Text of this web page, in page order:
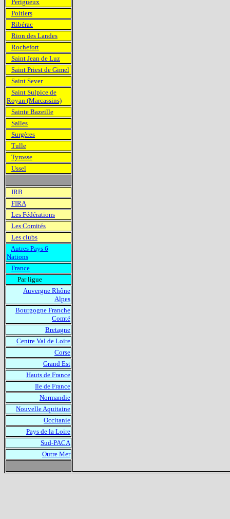
Perigueux
Poitiers
Ribérac
Rion des Landes
Rochefort
Saint Jean de Luz
Saint Priest de Gimel
Saint Sever
Saint Sulpice de
Royan (Marcassins)
Sainte Bazeille
Salles
Surgères
Tulle
Tyrosse
Ussel
IRB
FIRA
Les Fédérations
Les Comités
Les clubs
Autres Pays 6
Nations
France
Par ligue
Auvergne Rhône
Alpes
Bourgogne Franche
Comté
Bretagne
Centre Val de Loire
Corse
Grand Est
Hauts de France
Ile de France
Normandie
Nouvelle Aquitaine
Occitanie
Pays de la Loire
Sud-PACA
Outre Mer